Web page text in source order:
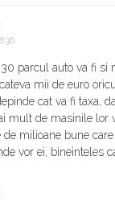
parcul auto va fi si
mii de euro
cat va fi taxa,
mult de masinile lor
milioane bune
vor ei, bineinteles